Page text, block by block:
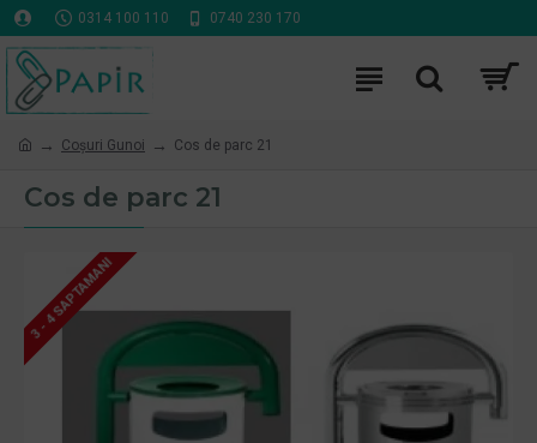
0314 100 110 0740 230 170
Coşuri Gunoi Cos de parc 21
Cos de parc 21
3 - 4 SAPTAMANI